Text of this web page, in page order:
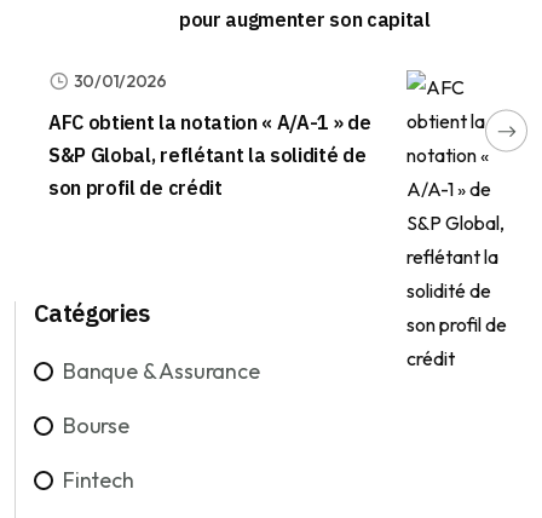
pour augmenter son capital
30/01/2026
AFC obtient la notation « A/A-1 » de
S&P Global, reflétant la solidité de
son profil de crédit
Catégories
Banque & Assurance
Bourse
Fintech